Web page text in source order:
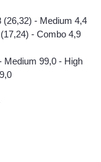
art.7 del D.Lgs.
riconosciuto il
rettifica,
nonché altri
D.Lgs.
sul sito
del trattamento
- Medium 4,4
- Combo 4,9
Medium 99,0 - High